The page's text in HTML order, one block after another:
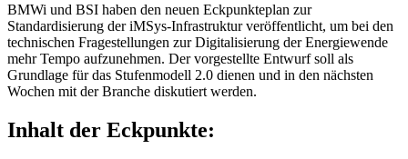
BMWi und BSI haben den neuen Eckpunkteplan zur
Standardisierung der iMSys-Infrastruktur veröffentlicht, um bei den
technischen Fragestellungen zur Digitalisierung der Energiewende
mehr Tempo aufzunehmen. Der vorgestellte Entwurf soll als
Grundlage für das Stufenmodell 2.0 dienen und in den nächsten
Wochen mit der Branche diskutiert werden.
Inhalt der Eckpunkte: